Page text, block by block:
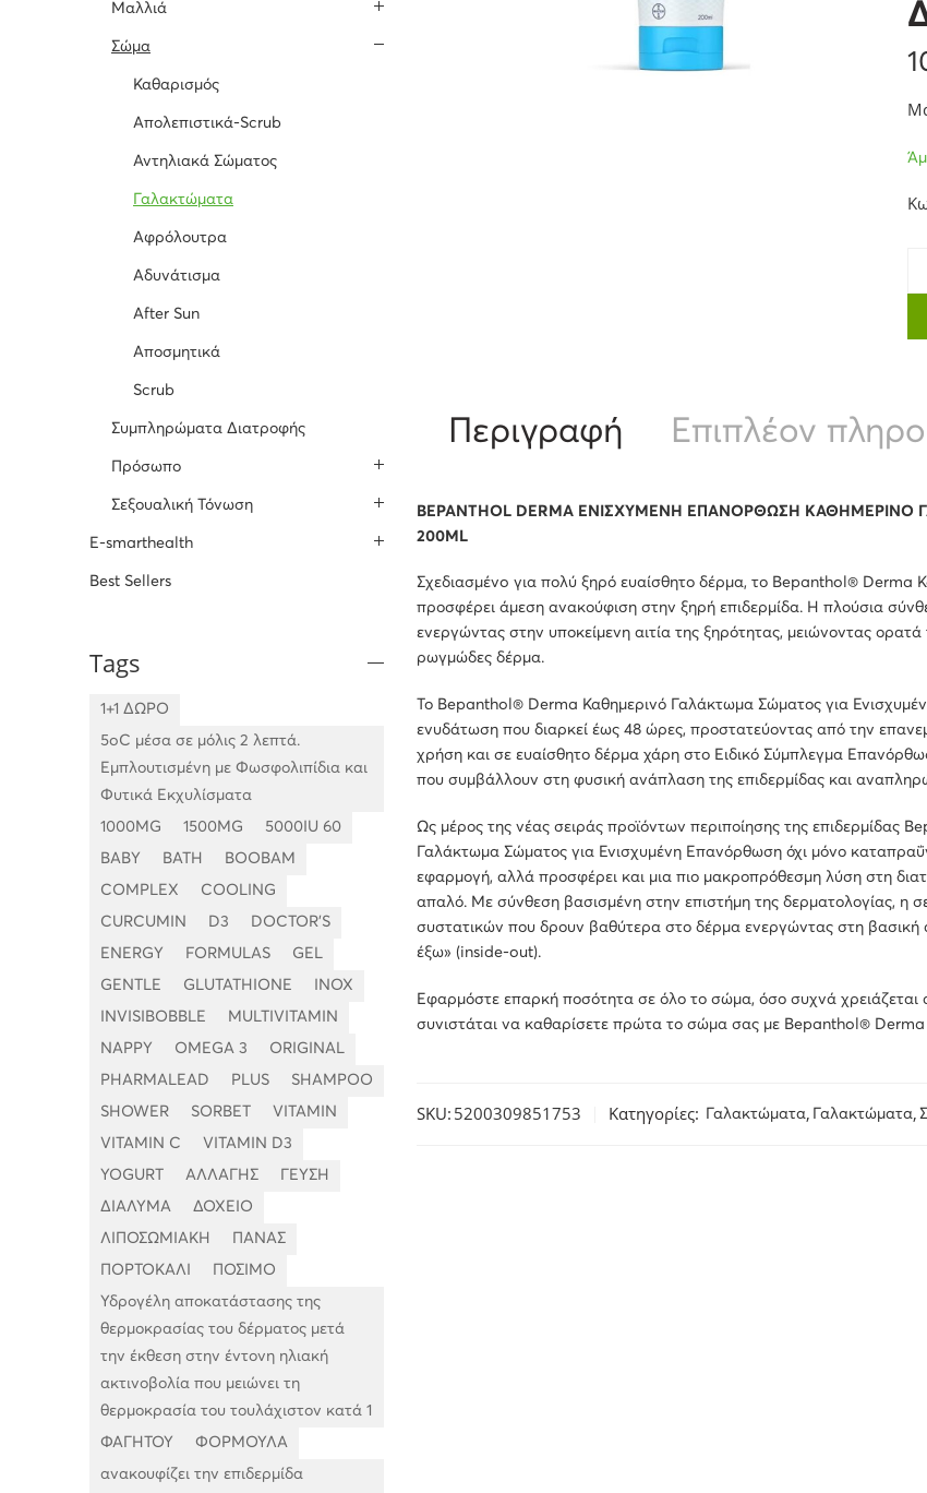
Περιγραφή Επιπλέον
BEPANTHOL DERMA ΕΝΙΣΧΥΜΕΝΗ ΕΠΑΝΟΡΘΩΣΗ
200ML
Σχεδιασμένo για πολύ ξηρό ευαίσθητο δέρμα, το Bepanthol®
προσφέρει άμεση ανακούφιση στην ξηρή επιδερμίδα. Η πλούσια
ενεργώντας στην υποκείμενη αιτία της ξηρότητας, μειώνοντας
ρωγμώδες δέρμα.
Το Bepanthol® Derma Καθημερινό Γαλάκτωμα Σώματος για
ενυδάτωση που διαρκεί έως 48 ώρες, προστατεύοντας από την
χρήση και σε ευαίσθητο δέρμα χάρη στο Ειδικό Σύμπλεγμα
που συμβάλλουν στη φυσική ανάπλαση της επιδερμίδας και
Ως μέρος της νέας σειράς προϊόντων περιποίησης της
Γαλάκτωμα Σώματος για Ενισχυμένη Επανόρθωση όχι μόνο
εφαρμογή, αλλά προσφέρει και μια πιο μακροπρόθεσμη λύση στη
απαλό. Με σύνθεση βασισμένη στην επιστήμη της δερματολογίας, η
συστατικών που δρουν βαθύτερα στο δέρμα ενεργώντας στη βασική
έξω» (inside-out).
Εφαρμόστε επαρκή ποσότητα σε όλο το σώμα, όσο συχνά χρειάζεται
συνιστάται να καθαρίσετε πρώτα το σώμα σας με Bepanthol®
SKU: 5200309851753 Κατηγορίες: Γαλακτώματα, Γαλακτώματα,
Μαλλιά
Σώμα
Καθαρισμός
Απολεπιστικά-Scrub
Αντηλιακά Σώματος
Γαλακτώματα
Αφρόλουτρα
Αδυνάτισμα
After Sun
Αποσμητικά
Scrub
Συμπληρώματα Διατροφής
Πρόσωπο
Σεξουαλική Τόνωση
E-smarthealth
Best Sellers
Tags
1+1 ΔΩΡΟ
5oC μέσα σε μόλις 2 λεπτά.
Εμπλουτισμένη με Φωσφολιπίδια και
Φυτικά Εκχυλίσματα
1000MG 1500MG 5000IU 60
BABY BATH BOOBAM
COMPLEX COOLING
CURCUMIN D3 DOCTOR'S
ENERGY FORMULAS GEL
GENTLE GLUTATHIONE INOX
INVISIBOBBLE MULTIVITAMIN
NAPPY OMEGA 3 ORIGINAL
PHARMALEAD PLUS SHAMPOO
SHOWER SORBET VITAMIN
VITAMIN C VITAMIN D3
YOGURT ΑΛΛΑΓΗΣ ΓΕΥΣΗ
ΔΙΑΛΥΜΑ ΔΟΧΕΙΟ
ΛΙΠΟΣΩΜΙΑΚΗ ΠΑΝΑΣ
ΠΟΡΤΟΚΑΛΙ ΠΟΣΙΜΟ
Υδρογέλη αποκατάστασης της
θερμοκρασίας του δέρματος μετά
την έκθεση στην έντονη ηλιακή
ακτινοβολία που μειώνει τη
θερμοκρασία του τουλάχιστον κατά 1
ΦΑΓΗΤΟΥ ΦΟΡΜΟΥΛΑ
ανακουφίζει την επιδερμίδα